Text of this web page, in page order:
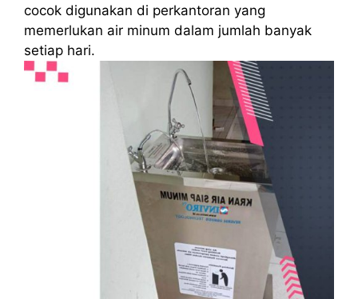
cocok digunakan di perkantoran yang
memerlukan air minum dalam jumlah banyak
setiap hari.